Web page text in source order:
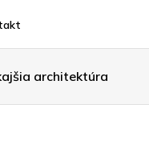
architektúra